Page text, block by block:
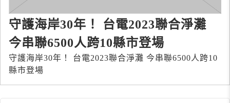
守護海岸30年！ 台電2023聯合淨灘
今串聯6500人跨10縣市登場
守護海岸30年！ 台電2023聯合淨灘 今串聯6500人跨10
縣市登場